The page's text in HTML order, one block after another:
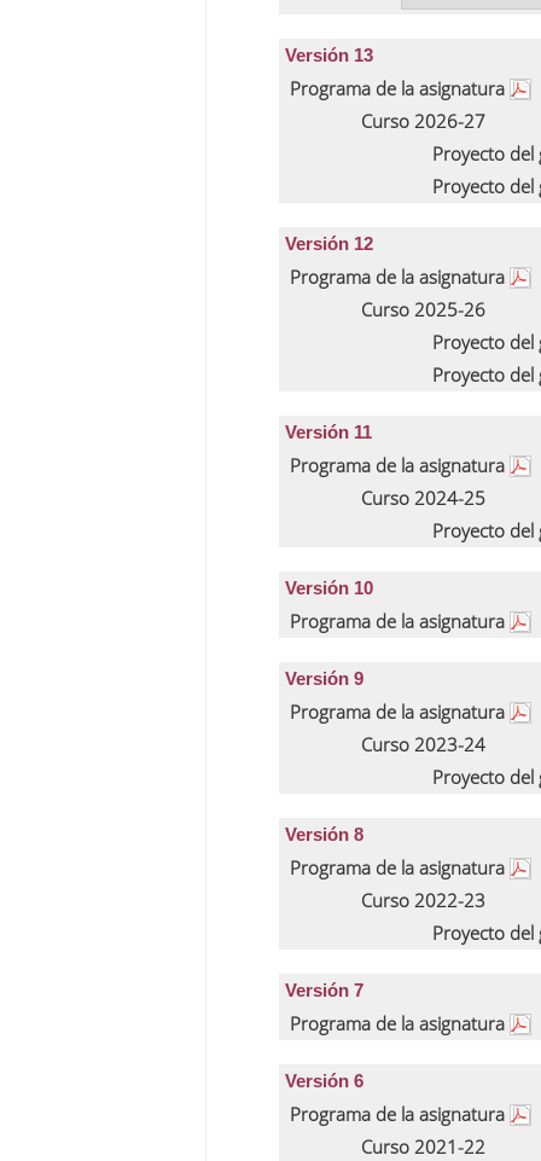
Versión 13
Programa de la asignatura
Curso 2026-27
Proyecto
Proyecto
Versión 12
Programa de la asignatura
Curso 2025-26
Proyecto
Proyecto
Versión 11
Programa de la asignatura
Curso 2024-25
Proyecto
Versión 10
Programa de la asignatura
Versión 9
Programa de la asignatura
Curso 2023-24
Proyecto
Versión 8
Programa de la asignatura
Curso 2022-23
Proyecto
Versión 7
Programa de la asignatura
Versión 6
Programa de la asignatura
Curso 2021-22